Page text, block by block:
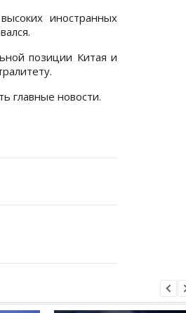
иностранных
позиции Китая и
главные новости.